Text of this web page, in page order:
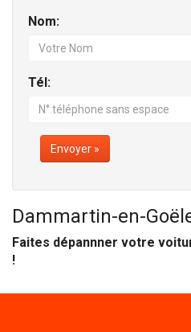
Nom:
Tél:
Envoyer »
Dammartin-en-
Faites dépannner votre
!